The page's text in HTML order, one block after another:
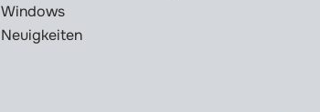
Windows
Neuigkeiten